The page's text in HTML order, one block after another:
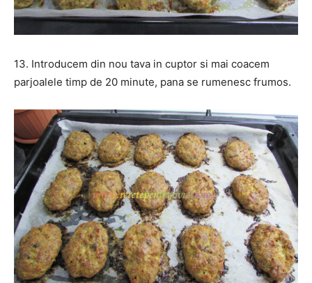
13. Introducem din nou tava in cuptor si mai coacem
parjoalele timp de 20 minute, pana se rumenesc frumos.